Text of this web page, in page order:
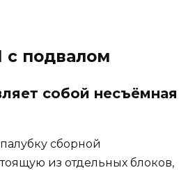
с подвалом
собой несъёмная
сборной
из отдельных блоков,